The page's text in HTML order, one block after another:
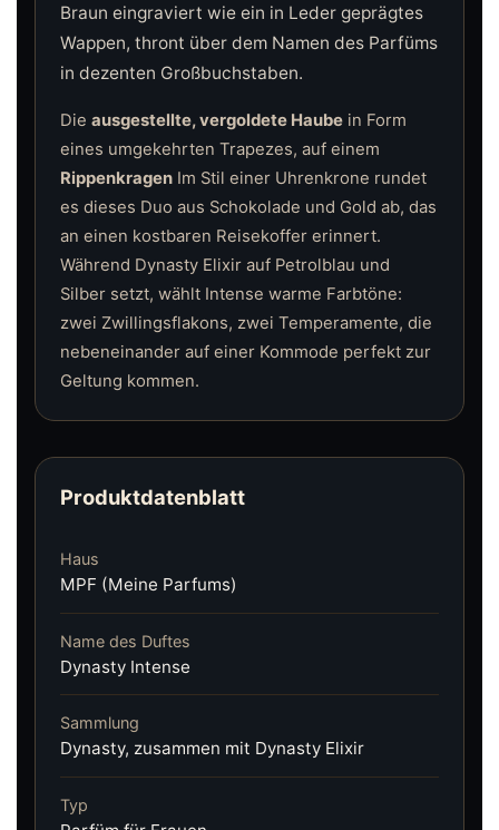
Braun eingraviert wie ein in Leder geprägtes
Wappen, thront über dem Namen des Parfüms
in dezenten Großbuchstaben.
Die ausgestellte, vergoldete Haubein Form
eines umgekehrten Trapezes, auf einem
RippenkragenIm Stil einer Uhrenkrone rundet
es dieses Duo aus Schokolade und Gold ab, das
an einen kostbaren Reisekoffer erinnert.
Während Dynasty Elixir auf Petrolblau und
Silber setzt, wählt Intense warme Farbtöne:
zwei Zwillingsflakons, zwei Temperamente, die
nebeneinander auf einer Kommode perfekt zur
Geltung kommen.
Produktdatenblatt
Haus
MPF (Meine Parfums)
Name des Duftes
Dynasty Intense
Sammlung
Dynasty, zusammen mit Dynasty Elixir
Typ